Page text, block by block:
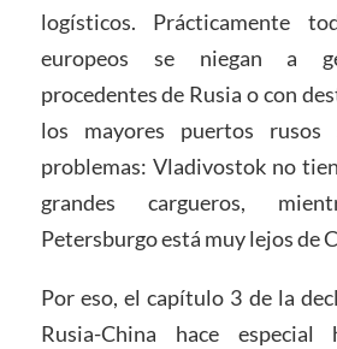
logísticos. Prácticamente
europeos se niegan a
procedentes de Rusia o con
los mayores puertos rusos
problemas: Vladivostok no
grandes cargueros,
Petersburgo está muy lejos de
Por eso, el capítulo 3 de la
Rusia-China hace especial